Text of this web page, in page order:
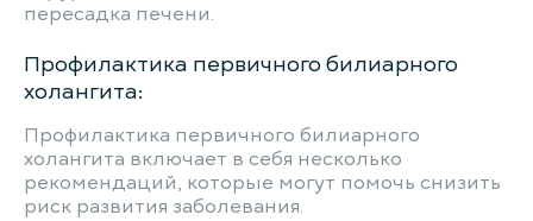
пересадка печени.
Профилактика первичного билиарного
холангита:
Профилактика первичного билиарного
холангита включает в себя несколько
рекомендаций, которые могут помочь снизить
риск развития заболевания.